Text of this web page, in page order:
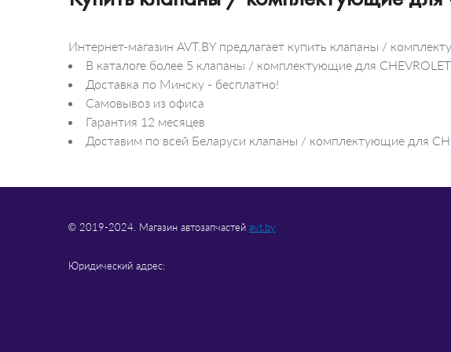
Интернет-магазин AVT.BY предлагает купить клапаны /
В каталоге более 5 клапаны / комплектующие для
Доставка по Минску - бесплатно!
Самовывоз из офиса
Гарантия 12 месяцев
Доставим по всей Беларуси клапаны / комплектующие для
© 2019-2024. Магазин автозапчастей avt.by
Юридический адрес: